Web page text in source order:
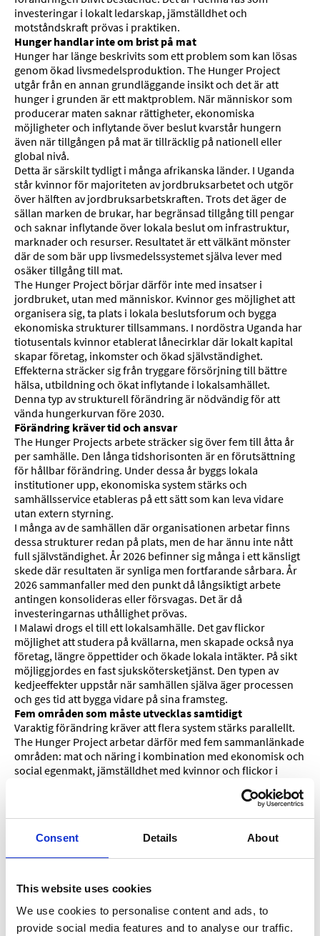
Consent Details About
This website uses cookies
We use cookies to personalise content and ads, to
provide social media features and to analyse our traffic.
investeringar i lokalt ledarskap, jämställdhet och
motståndskraft prövas i praktiken.
Hunger handlar inte om brist på mat
Hunger har länge beskrivits som ett problem som kan lösas
genom ökad livsmedelsproduktion. The Hunger Project
utgår från en annan grundläggande insikt och det är att
hunger i grunden är ett maktproblem. När människor som
producerar maten saknar rättigheter, ekonomiska
möjligheter och inflytande över beslut kvarstår hungern
även när tillgången på mat är tillräcklig på nationell eller
global nivå.
Detta är särskilt tydligt i många afrikanska länder. I Uganda
står kvinnor för majoriteten av jordbruksarbetet och utgör
över hälften av jordbruksarbetskraften. Trots det äger de
sällan marken de brukar, har begränsad tillgång till pengar
och saknar inflytande över lokala beslut om infrastruktur,
marknader och resurser. Resultatet är ett välkänt mönster
där de som bär upp livsmedelssystemet själva lever med
osäker tillgång till mat.
The Hunger Project börjar därför inte med insatser i
jordbruket, utan med människor. Kvinnor ges möjlighet att
organisera sig, ta plats i lokala beslutsforum och bygga
ekonomiska strukturer tillsammans. I nordöstra Uganda har
tiotusentals kvinnor etablerat lånecirklar där lokalt kapital
skapar företag, inkomster och ökad självständighet.
Effekterna sträcker sig från tryggare försörjning till bättre
hälsa, utbildning och ökat inflytande i lokalsamhället.
Denna typ av strukturell förändring är nödvändig för att
vända hungerkurvan före 2030.
Förändring kräver tid och ansvar
The Hunger Projects arbete sträcker sig över fem till åtta år
per samhälle. Den långa tidshorisonten är en förutsättning
för hållbar förändring. Under dessa år byggs lokala
institutioner upp, ekonomiska system stärks och
samhällsservice etableras på ett sätt som kan leva vidare
utan extern styrning.
I många av de samhällen där organisationen arbetar finns
dessa strukturer redan på plats, men de har ännu inte nått
full självständighet. År 2026 befinner sig många i ett känsligt
skede där resultaten är synliga men fortfarande sårbara. År
2026 sammanfaller med den punkt då långsiktigt arbete
antingen konsolideras eller försvagas. Det är då
investeringarnas uthållighet prövas.
I Malawi drogs el till ett lokalsamhälle. Det gav flickor
möjlighet att studera på kvällarna, men skapade också nya
företag, längre öppettider och ökade lokala intäkter. På sikt
möjliggjordes en fast sjukskötersketjänst. Den typen av
kedjeeffekter uppstår när samhällen själva äger processen
och ges tid att bygga vidare på sina framsteg.
Fem områden som måste utvecklas samtidigt
Varaktig förändring kräver att flera system stärks parallellt.
The Hunger Project arbetar därför med fem sammanlänkade
områden: mat och näring i kombination med ekonomisk och
social egenmakt, jämställdhet med kvinnor och flickor i
hårdast av klimatförändringarnas effekter, fred och
som möjliggör deltagande i en föränderlig ekonomi.
När dessa områden utvecklas tillsammans skapas den helhet
Det verkliga testet
fortsätter människor att organisera sig, utveckla sina
institutioner och driva sin egen utveckling vidare. Det är det